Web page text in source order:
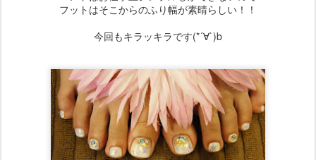
フットはそこからのふり幅が素晴らしい！！
今回もキラッキラです(*´∀`)b